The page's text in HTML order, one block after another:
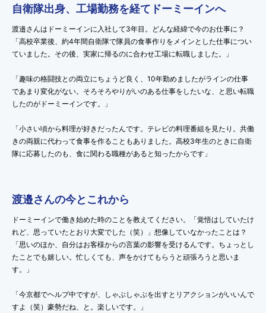
自衛隊出身、工場勤務を経てドーミーインへ
渡邉さんはドーミーインに入社して3年目。どんな経緯で今のお仕事に？
「高校卒業後、約4年間自衛隊で隊員の食事作りをメインとした仕事につい
ていました。その後、実家に帰るのに合わせ工場に転職しました。」
「趣味の格闘技との両立にちょうど良く、10年勤めましたがラインの仕事
であまり変化がない。そろそろやりがいのある仕事をしたいな、と思い転職
したのがドーミーインです。」
「小さい頃から料理が好きだったんです。テレビの料理番組を見たり。共働
きの両親に代わって食事を作ることもありました。高校3年生のときに自衛
隊に応募したのも、食に関わる職種があると知ったからです」
渡邉さんの今とこれから
ドーミーインで働き始めた時のことを教えてください。「覚悟はしていたけ
れど、思っていたとおり大変でした（笑）」想像していなかったことは？
「思いのほか、自分はお客様からの言葉の影響を受けるんです。ちょっとし
たことでも嬉しい。忙しくても、声をかけてもらうと頑張ろうと思いま
す。」
「今京都でヘルプ中ですが、しゃぶしゃぶを出すとリアクションがいいんで
すよ（笑）豪勢だね、と。楽しいです。」